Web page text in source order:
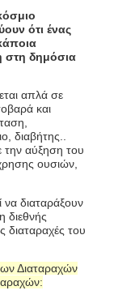
ότι ένας
στη δημόσια
απλά σε
και
διαβήτης..
την αύξηση του
ουσιών,
να διαταράξουν
διεθνής
διαταραχές του
Διαταραχών